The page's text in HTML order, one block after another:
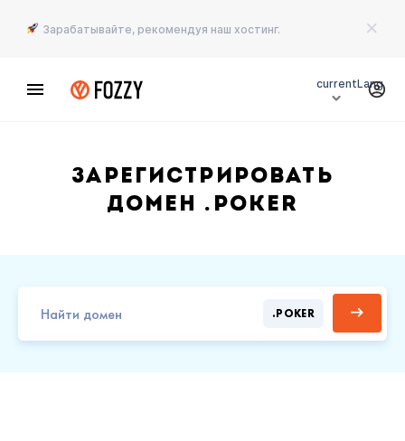
Зарабатывайте, рекомендуя наш хостинг.
currentLang
Зарегистрировать
домен .POKER
.POKER